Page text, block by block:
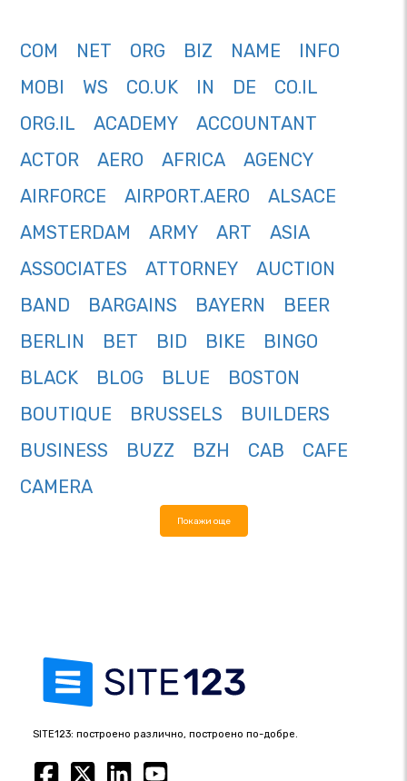
COM NET ORG BIZ NAME
INFO
MOBI
WS CO.UK IN DE
CO.IL
ORG.IL
ACADEMY
ACCOUNTANT
ACTOR
AERO AFRICA
AGENCY
AIRFORCE
AIRPORT.AERO
ALSACE
AMSTERDAM
ARMY ART
ASIA
ASSOCIATES
ATTORNEY
AUCTION
BAND
BARGAINS BAYERN
BEER
BERLIN
BET BID BIKE
BINGO
BLACK
BLOG BLUE
BOSTON
BOUTIQUE
BRUSSELS
BUILDERS
BUSINESS
BUZZ BZH CAB
CAFE
CAMERA
Покажи още
SITE123: построено различно, построено по-добре.